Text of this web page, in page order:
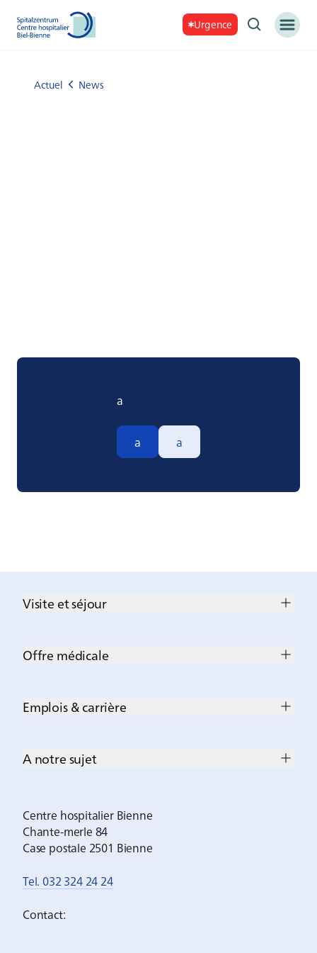
Urgence
Actuel News
a
a a
Visite et séjour
Offre médicale
Emplois & carrière
A notre sujet
Centre hospitalier Bienne
Chante-merle 84
Case postale 2501 Bienne
Tel. 032 324 24 24
Contact: